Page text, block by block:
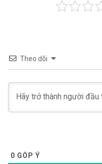
Theo dõi
0 GÓP Ý